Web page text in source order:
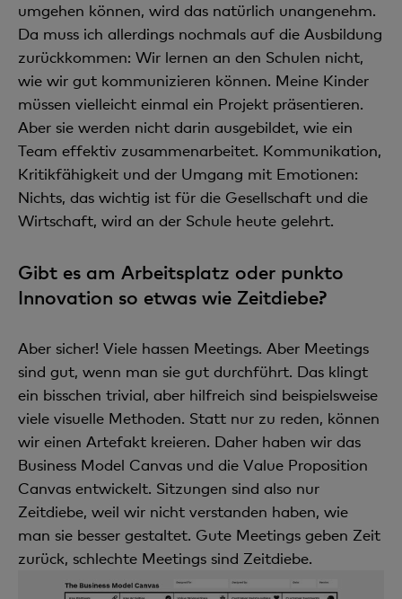
umgehen können, wird das natürlich unangenehm.
Da muss ich allerdings nochmals auf die Ausbildung
zurückkommen: Wir lernen an den Schulen nicht,
wie wir gut kommunizieren können. Meine Kinder
müssen vielleicht einmal ein Projekt präsentieren.
Aber sie werden nicht darin ausgebildet, wie ein
Team effektiv zusammenarbeitet. Kommunikation,
Kritikfähigkeit und der Umgang mit Emotionen:
Nichts, das wichtig ist für die Gesellschaft und die
Wirtschaft, wird an der Schule heute gelehrt.
Gibt es am Arbeitsplatz oder punkto
Innovation so etwas wie Zeitdiebe?
Aber sicher! Viele hassen Meetings. Aber Meetings
sind gut, wenn man sie gut durchführt. Das klingt
ein bisschen trivial, aber hilfreich sind beispielsweise
viele visuelle Methoden. Statt nur zu reden, können
wir einen Artefakt kreieren. Daher haben wir das
Business Model Canvas und die Value Proposition
Canvas entwickelt. Sitzungen sind also nur
Zeitdiebe, weil wir nicht verstanden haben, wie
man sie besser gestaltet. Gute Meetings geben Zeit
zurück, schlechte Meetings sind Zeitdiebe.